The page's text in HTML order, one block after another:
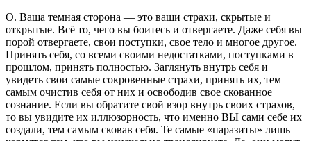
О. Ваша темная сторона — это ваши страхи, скрытые и
открытые. Всё то, чего вы боитесь и отвергаете. Даже себя вы
порой отвергаете, свои поступки, свое тело и многое другое.
Принять себя, со всеми своими недостатками, поступками в
прошлом, принять полностью. Заглянуть внутрь себя и
увидеть свои самые сокровенные страхи, принять их, тем
самым очистив себя от них и освободив свое скованное
сознание. Если вы обратите свой взор внутрь своих страхов,
то вы увидите их иллюзорность, что именно ВЫ сами себе их
создали, тем самым сковав себя. Те самые «паразиты» лишь